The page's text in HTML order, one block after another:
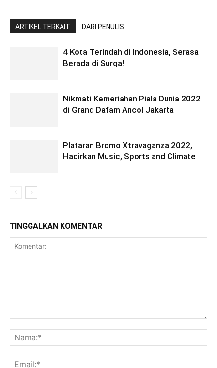
ARTIKEL TERKAIT DARI PENULIS
4 Kota Terindah di Indonesia, Serasa
Berada di Surga!
Nikmati Kemeriahan Piala Dunia 2022
di Grand Dafam Ancol Jakarta
Plataran Bromo Xtravaganza 2022,
Hadirkan Music, Sports and Climate
TINGGALKAN KOMENTAR